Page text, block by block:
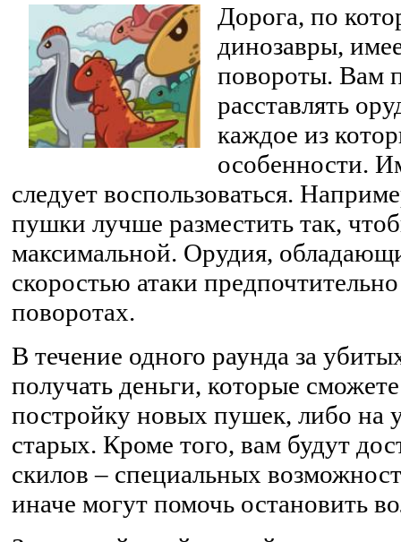
Дорога, по
динозавры,
повороты. Вам
расставлять
каждое из
особенности.
следует воспользоваться.
пушки лучше разместить так,
максимальной. Орудия,
скоростью атаки предпочтительно
поворотах.
В течение одного раунда за
получать деньги, которые
постройку новых пушек, либо на
старых. Кроме того, вам будут
скилов – специальных
иначе могут помочь остановить